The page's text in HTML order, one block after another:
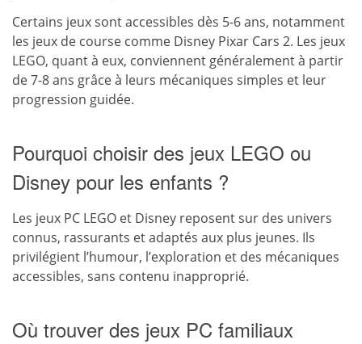
Certains jeux sont accessibles dès 5-6 ans, notamment
les jeux de course comme Disney Pixar Cars 2. Les jeux
LEGO, quant à eux, conviennent généralement à partir
de 7-8 ans grâce à leurs mécaniques simples et leur
progression guidée.
Pourquoi choisir des jeux LEGO ou
Disney pour les enfants ?
Les jeux PC LEGO et Disney reposent sur des univers
connus, rassurants et adaptés aux plus jeunes. Ils
privilégient l’humour, l’exploration et des mécaniques
accessibles, sans contenu inapproprié.
Où trouver des jeux PC familiaux